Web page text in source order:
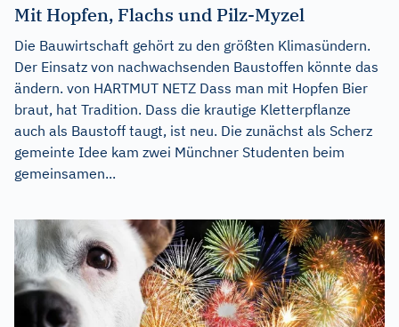
Mit Hopfen, Flachs und Pilz-Myzel
Die Bauwirtschaft gehört zu den größten Klimasündern.
Der Einsatz von nachwachsenden Baustoffen könnte das
ändern. von HARTMUT NETZ Dass man mit Hopfen Bier
braut, hat Tradition. Dass die krautige Kletterpflanze
auch als Baustoff taugt, ist neu. Die zunächst als Scherz
gemeinte Idee kam zwei Münchner Studenten beim
gemeinsamen...